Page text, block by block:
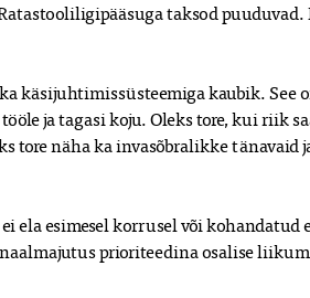
taksod
käsijuhtimissüsteemiga kaubik. See
ja tagasi koju. Oleks tore, kui riik
tore näha ka invasõbralikke
esimesel korrusel või kohandatud
prioriteedina osalise